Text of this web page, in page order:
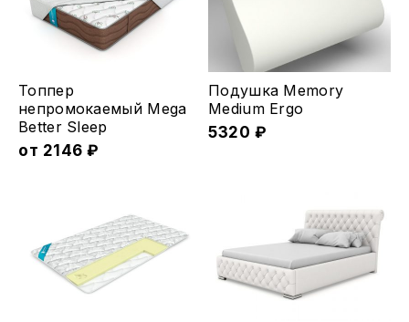
Этот
товар
имеет
несколько
выбрать
Топпер
непромокаемый Mega
Better Sleep
от 2146 ₽
Подушка Memory
Medium Ergo
5320 ₽